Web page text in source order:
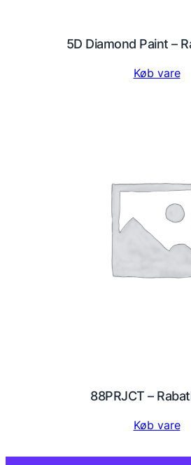
5D Diamond Paint –
Køb vare
88PRJCT –
Køb vare